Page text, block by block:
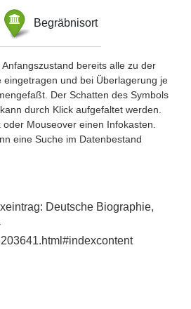
Begräbnisort
bereits alle zu der
eingetragen und bei Überlagerung je
Der Schatten des Symbols
durch Klick aufgefaltet werden.
Mouseover einen Infokasten.
eine Suche im Datenbestand
Deutsche Biographie,